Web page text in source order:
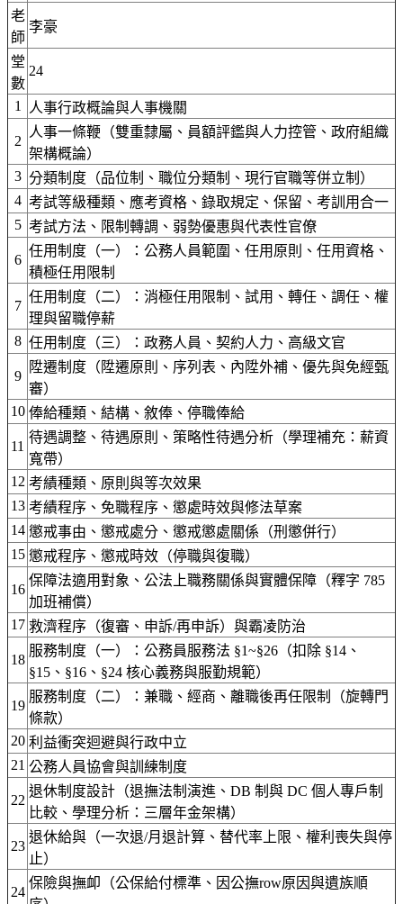
老
師
李豪
堂
數
24
1 人事行政概論與人事機關
2
人事一條鞭（雙重隸屬、員額評鑑與人力控管、政府組織
架構概論）
3 分類制度（品位制、職位分類制、現行官職等併立制）
4 考試等級種類、應考資格、錄取規定、保留、考訓用合一
5 考試方法、限制轉調、弱勢優惠與代表性官僚
6
任用制度（一）：公務人員範圍、任用原則、任用資格、
積極任用限制
7
任用制度（二）：消極任用限制、試用、轉任、調任、權
理與留職停薪
8 任用制度（三）：政務人員、契約人力、高級文官
9
陞遷制度（陞遷原則、序列表、內陞外補、優先與免經甄
審）
10 俸給種類、結構、敘俸、停職俸給
11
待遇調整、待遇原則、策略性待遇分析（學理補充：薪資
寬帶）
12 考績種類、原則與等次效果
13 考績程序、免職程序、懲處時效與修法草案
14 懲戒事由、懲戒處分、懲戒懲處關係（刑懲併行）
15 懲戒程序、懲戒時效（停職與復職）
16
保障法適用對象、公法上職務關係與實體保障（釋字 785
加班補償）
17 救濟程序（復審、申訴/再申訴）與霸凌防治
18
服務制度（一）：公務員服務法 §1~§26（扣除 §14、
§15、§16、§24 核心義務與服勤規範）
19
服務制度（二）：兼職、經商、離職後再任限制（旋轉門
條款）
20 利益衝突迴避與行政中立
21 公務人員協會與訓練制度
22
退休制度設計（退撫法制演進、DB 制與 DC 個人專戶制
比較、學理分析：三層年金架構）
23
退休給與（一次退/月退計算、替代率上限、權利喪失與停
止）
24
保險與撫卹（公保給付標準、因公撫row原因與遺族順